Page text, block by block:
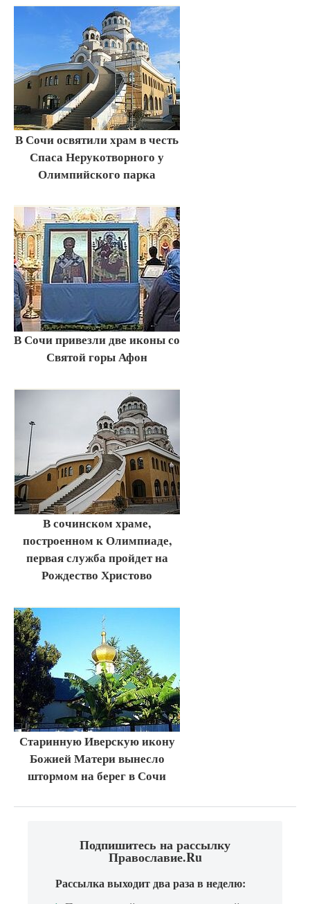
В Сочи освятили храм в честь
Спаса Нерукотворного у
Олимпийского парка
В Сочи привезли две иконы со
Святой горы Афон
В сочинском храме,
построенном к Олимпиаде,
первая служба пройдет на
Рождество Христово
Старинную Иверскую икону
Божией Матери вынесло
штормом на берег в Сочи
Подпишитесь на рассылку
Православие.Ru
Рассылка выходит два раза в неделю: